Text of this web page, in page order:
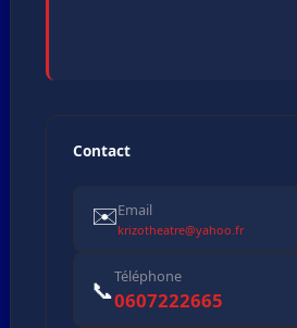
Contact
✉️Email
krizotheatre@yahoo.fr
📞Téléphone
0607222665